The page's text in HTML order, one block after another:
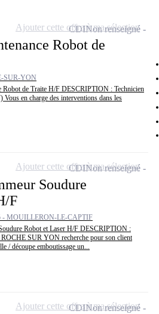
Robot de
SUR-YON
Robot de Traite H/F DESCRIPTION : Technicien
en charge des interventions dans les
CDINon renseigné
Ajouter cette offre à ma sélection
Soudure
F
- MOUILLERON-LE-CAPTIF
Robot et Laser H/F DESCRIPTION :
SUR YON recherche pour son client
/ découpe emboutissage un...
CDINon renseigné
Ajouter cette offre à ma sélection
CDINon renseigné
Ajouter cette offre à ma sélection